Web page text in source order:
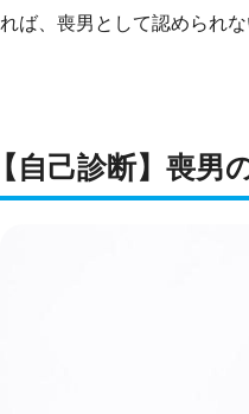
れば、喪男として認められ
【自己診断】喪男